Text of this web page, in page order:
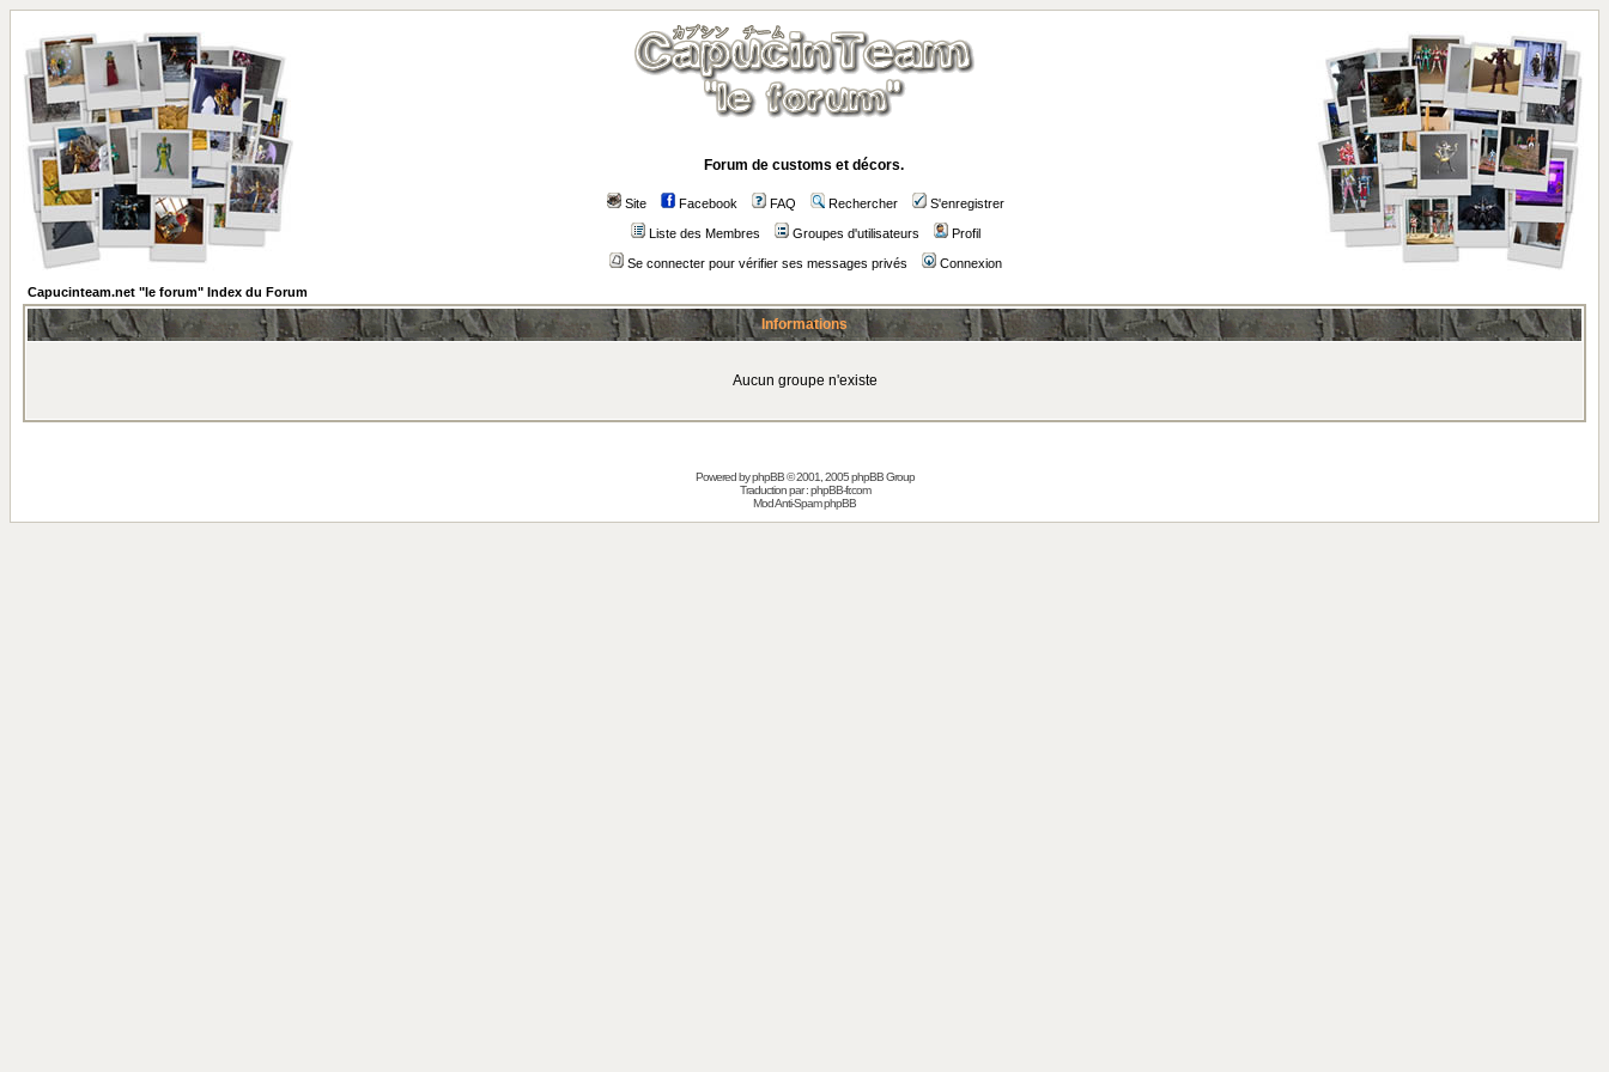
Forum de customs et décors.
Site Facebook FAQ Rechercher S'enregistrer
Liste des Membres Groupes d'utilisateurs Profil
Se connecter pour vérifier ses messages privés
Connexion
Capucinteam.net "le forum" Index du Forum
Informations
Aucun groupe n'existe
Powered byphpBB© 2001, 2005 phpBB Group
Traduction par :phpBB-fr.com
Mod Anti-Spam phpBB